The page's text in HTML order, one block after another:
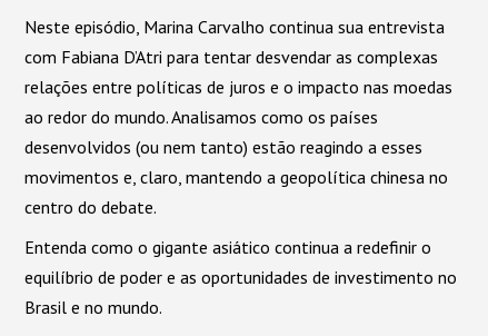
Neste episódio, Marina Carvalho continua sua entrevista
com Fabiana D’Atri para tentar desvendar as complexas
relações entre políticas de juros e o impacto nas moedas
ao redor do mundo. Analisamos como os países
desenvolvidos (ou nem tanto) estão reagindo a esses
movimentos e, claro, mantendo a geopolítica chinesa no
centro do debate.
Entenda como o gigante asiático continua a redefinir o
equilíbrio de poder e as oportunidades de investimento no
Brasil e no mundo.